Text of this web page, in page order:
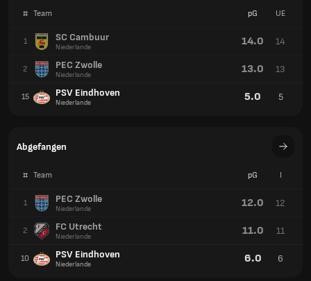
# Team pG UE
1 SC Cambuur
Niederlande 14.0 14
2 PEC Zwolle
Niederlande 13.0 13
15 PSV Eindhoven
Niederlande 5.0 5
Abgefangen
# Team pG I
1 PEC Zwolle
Niederlande 12.0 12
2 FC Utrecht
Niederlande 11.0 11
10 PSV Eindhoven
Niederlande 6.0 6